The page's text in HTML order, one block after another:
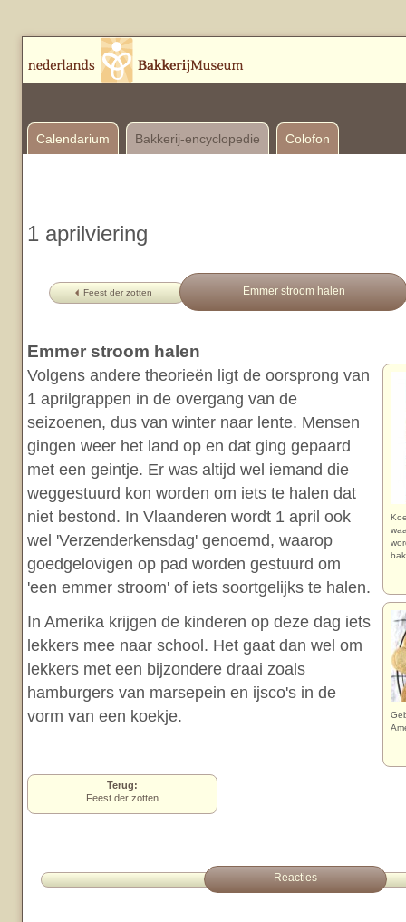
Calendarium Bakkerij-encyclopedie Colofon
1 aprilviering
Feest der zotten Emmer stroom halen
Emmer stroom halen
Volgens andere theorieën ligt de oorsprong van
1 aprilgrappen in de overgang van de
seizoenen, dus van winter naar lente. Mensen
gingen weer het land op en dat ging gepaard
met een geintje. Er was altijd wel iemand die
weggestuurd kon worden om iets te halen dat
niet bestond. In Vlaanderen wordt 1 april ook
wel 'Verzenderkensdag' genoemd, waarop
goedgelovigen op pad worden gestuurd om
'een emmer stroom' of iets soortgelijks te halen.
In Amerika krijgen de kinderen op deze dag iets
lekkers mee naar school. Het gaat dan wel om
lekkers met een bijzondere draai zoals
hamburgers van marsepein en ijsco's in de
vorm van een koekje.
Terug:
Feest der zotten
Reacties